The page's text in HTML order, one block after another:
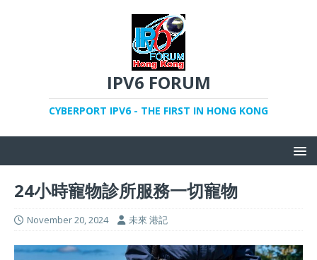
IPV6 FORUM
CYBERPORT IPV6 - THE FIRST IN HONG KONG
24小時寵物診所服務一切寵物
November 20, 2024 未來 港記